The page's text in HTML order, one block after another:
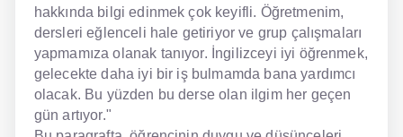
Sözlük
Tavsiyeler
Gizlilik Politikası
hakkında bilgi edinmek çok keyifli. Öğretmenim,
dersleri eğlenceli hale getiriyor ve grup çalışmaları
yapmamıza olanak tanıyor. İngilizceyi iyi öğrenmek,
gelecekte daha iyi bir iş bulmamda bana yardımcı
olacak. Bu yüzden bu derse olan ilgim her geçen
gün artıyor."